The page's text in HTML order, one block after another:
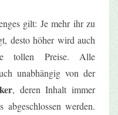
gilt: Je mehr ihr zu
desto höher wird auch
tollen Preise. Alle
unabhängig von der
, deren Inhalt immer
werden.